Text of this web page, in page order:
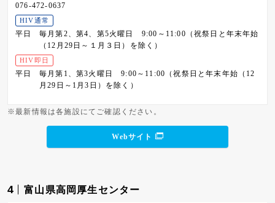
076-472-0637
HIV通常
平日
毎月第2、第4、第5火曜日 9:00～11:00（祝祭日と年末年始
（12月29日～１月３日）を除く）
HIV即日
平日
毎月第1、第3火曜日 9:00～11:00（祝祭日と年末年始（12
月29日～1月3日）を除く）
※最新情報は各施設にてご確認ください。
Webサイト
4 富山県高岡厚生センター